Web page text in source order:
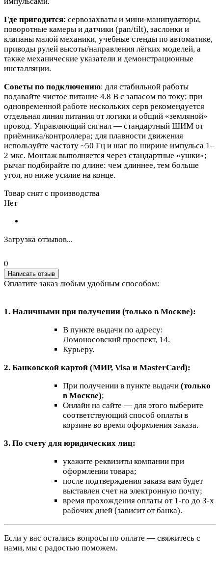
Где пригодится: сервозахваты и мини‑манипуляторы,
поворотные камеры и датчики (pan/tilt), заслонки и
клапаны малой механики, учебные стенды по автоматике,
приводы рулей высоты/направления лёгких моделей, а
также механические указатели и демонстрационные
инсталляции.
Советы по подключению: для стабильной работы
подавайте чистое питание 4.8 В с запасом по току; при
одновременной работе нескольких серв рекомендуется
отдельная линия питания от логики и общий «земляной»
провод. Управляющий сигнал — стандартный ШИМ от
приёмника/контроллера; для плавности движения
используйте частоту ~50 Гц и шаг по ширине импульса 1–
2 мкс. Монтаж выполняется через стандартные «ушки»;
рычаг подбирайте по длине: чем длиннее, тем больше
угол, но ниже усилие на конце.
Товар снят с производства
Нет
Загрузка отзывов...
0
Написать отзыв
Оплатите заказ любым удобным способом:
1. Наличными при получении (только в Москве):
В пункте выдачи по адресу:
Ломоносовский проспект, 14.
Курьеру.
2. Банковской картой (МИР, Visa и MasterCard):
При получении в пункте выдачи (только
в Москве);
Онлайн на сайте — для этого выберите
соответствующий способ оплаты в
корзине во время оформления заказа.
3. По счету для юридических лиц:
укажите реквизиты компании при
оформлении товара;
после подтверждения заказа вам будет
выставлен счет на электронную почту;
время прохождения оплаты от 1-го до 3-х
рабочих дней (зависит от банка).
Если у вас остались вопросы по оплате — свяжитесь с
нами, мы с радостью поможем.